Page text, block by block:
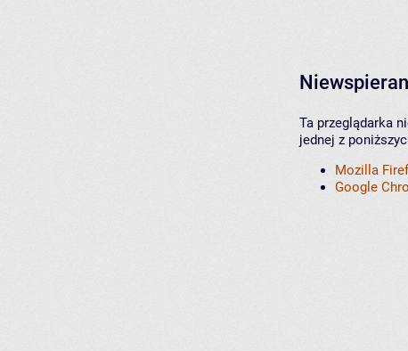
Ta przeglądarka
jednej z
Mozilla
Google